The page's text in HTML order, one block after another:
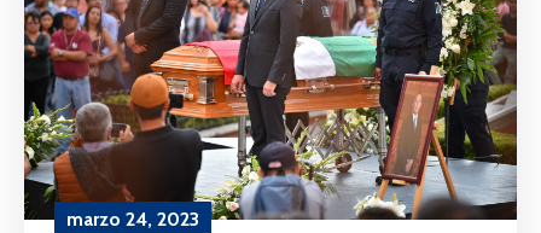
marzo 24, 2023